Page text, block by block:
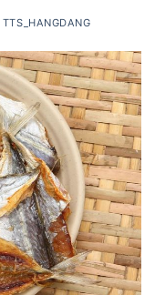
TTS_HANGDANG